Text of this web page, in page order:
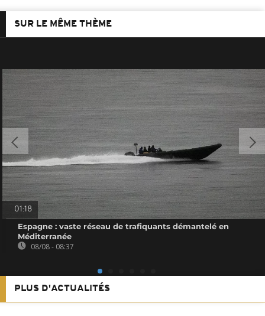
SUR LE MÊME THÈME
01:18
Espagne : vaste réseau de trafiquants démantelé en
Méditerranée
08/08 - 08:37
PLUS D'ACTUALITÉS